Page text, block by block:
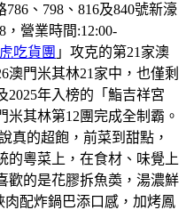
、798、816及840號新濠
，營業時間:12:00-
吃貨團 」攻克的第21家澳
澳門米其林21家中，也僅剩
2025年入榜的「鮨吉祥宮
米其林第12團完成全制霸。
真的超飽，前菜到甜點，
的粵菜上，在食材、味覺上
歡的是花膠拆魚𡙡，湯濃鮮
配炸鍋巴添口感，加烤鳳